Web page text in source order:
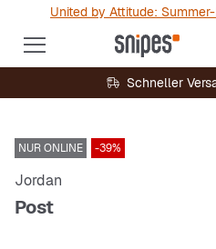
United by Attitude:
Schneller
NUR ONLINE -39%
Jordan
Post